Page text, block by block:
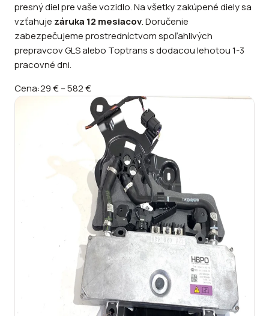
presný diel pre vaše vozidlo. Na všetky zakúpené diely sa
vzťahuje záruka 12 mesiacov. Doručenie
zabezpečujeme prostredníctvom spoľahlivých
prepravcov GLS alebo Toptrans s dodacou lehotou 1-3
pracovné dni.
Cena:29 €–582 €